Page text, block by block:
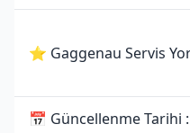
⭐ Gaggenau Servis
📅 Güncellenme Tarihi :